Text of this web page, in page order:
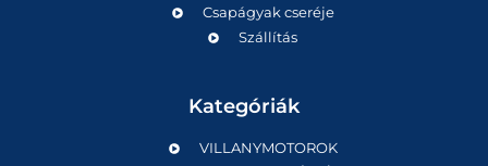
Csapágyak cseréje
Szállítás
Kategóriák
VILLANYMOTOROK